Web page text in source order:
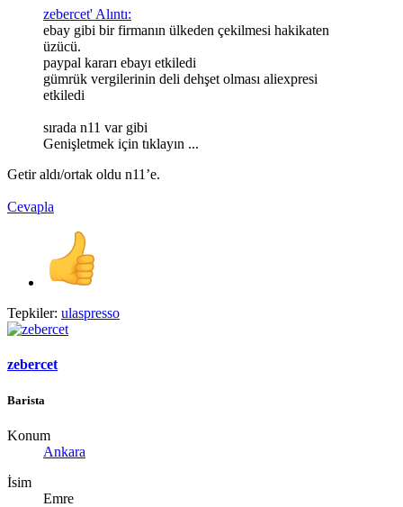
zebercet' Alıntı:
ebay gibi bir firmanın ülkeden çekilmesi hakikaten
üzücü.
paypal kararı ebayı etkiledi
gümrük vergilerinin deli dehşet olması aliexpresi
etkiledi
sırada n11 var gibi
Genişletmek için tıklayın ...
Getir aldı/ortak oldu n11’e.
Cevapla
Tepkiler: ulaspresso
zebercet
Barista
Konum
Ankara
İsim
Emre